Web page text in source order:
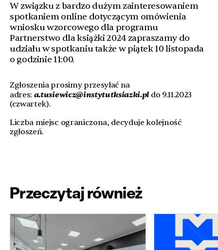
W związku z bardzo dużym zainteresowaniem
spotkaniem online dotyczącym omówienia
wniosku wzorcowego dla programu
Partnerstwo dla książki 2024 zapraszamy do
udziału w spotkaniu także w piątek 10 listopada
o godzinie 11:00.
Zgłoszenia prosimy przesyłać na
adres: a.tusiewicz@instytutksiazki.pldo 9.11.2023
(czwartek).
Liczba miejsc ograniczona, decyduje kolejność
zgłoszeń.
Przeczytaj również